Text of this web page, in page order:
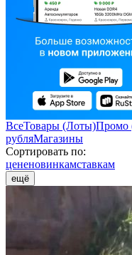
ВсеТовары (Лоты)Промо
рубляМагазины
Сортировать по:
цененовинкамставкам
ещё